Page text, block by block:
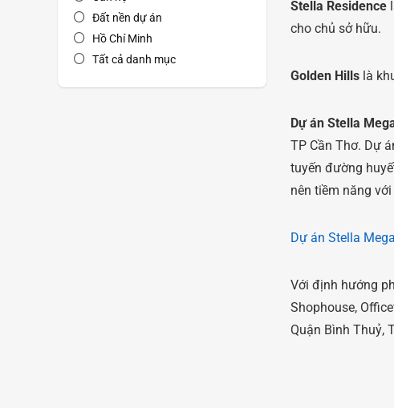
Stella Residence
cho chủ sở hữu.
Golden Hills là
Dự án Stella
TP Cần Thơ. Dự
tuyến đường
nên tiềm năng
Dự án Stella
Với định hướng
Shophouse,
Quận Bình Thuỷ,
Đất nền dự án
Hồ Chí Minh
Tất cả danh mục